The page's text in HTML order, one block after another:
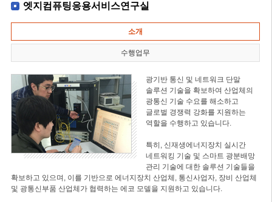
엣지컴퓨팅응용서비스연구실
소개
수행업무
광기반 통신 및 네트워크 단말
솔루션 기술을 확보하여 산업체의
광통신 기술 수요를 해소하고
글로벌 경쟁력 강화를 지원하는
역할을 수행하고 있습니다.
특히, 신재생에너지장치 실시간
네트워킹 기술 및 스마트 광분배망
관리 기술에 대한 솔루션 기술들을
확보하고 있으며, 이를 기반으로 에너지장치 산업체, 통신사업자, 장비 산업체
및 광통신부품 산업체가 협력하는 에코 모델을 지원하고 있습니다.